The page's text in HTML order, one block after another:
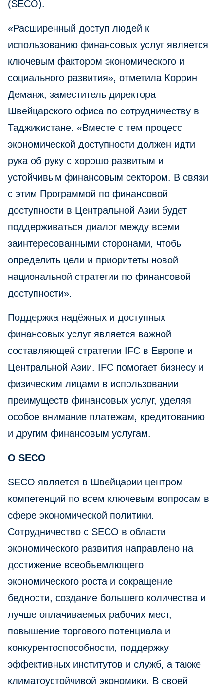
(SECO).
«Расширенный доступ людей к
использованию финансовых услуг является
ключевым фактором экономического и
социального развития», отметила Коррин
Деманж, заместитель директора
Швейцарского офиса по сотрудничеству в
Таджикистане. «Вместе с тем процесс
экономической доступности должен идти
рука об руку с хорошо развитым и
устойчивым финансовым сектором. В связи
с этим Программой по финансовой
доступности в Центральной Азии будет
поддерживаться диалог между всеми
заинтересованными сторонами, чтобы
определить цели и приоритеты новой
национальной стратегии по финансовой
доступности».
Поддержка надёжных и доступных
финансовых услуг является важной
составляющей стратегии IFC в Европе и
Центральной Азии. IFC помогает бизнесу и
физическим лицами в использовании
преимуществ финансовых услуг, уделяя
особое внимание платежам, кредитованию
и другим финансовым услугам.
О SECO
SECO является в Швейцарии центром
компетенций по всем ключевым вопросам в
сфере экономической политики.
Сотрудничество с SECO в области
экономического развития направлено на
достижение всеобъемлющего
экономического роста и сокращение
бедности, создание большего количества и
лучше оплачиваемых рабочих мест,
повышение торгового потенциала и
конкурентоспособности, поддержку
эффективных институтов и служб, а также
климатоустойчивой экономики. В своей